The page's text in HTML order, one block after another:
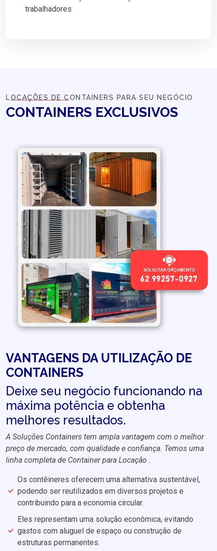
trabalhadores
LOCAÇÕES DE CONTAINERS PARA SEU NEGÓCIO
CONTAINERS EXCLUSIVOS
VANTAGENS DA UTILIZAÇÃO DE
CONTAINERS
Deixe seu negócio funcionando na
máxima potência e obtenha
melhores resultados.
A Soluções Containers tem ampla vantagem com o melhor
preço de mercado, com qualidade e confiança. Temos uma
linha completa de Container para Locação .
Os contêineres oferecem uma alternativa sustentável,
podendo ser reutilizados em diversos projetos e
contribuindo para a economia circular.
Eles representam uma solução econômica, evitando
gastos com aluguel de espaço ou construção de
estruturas permanentes.